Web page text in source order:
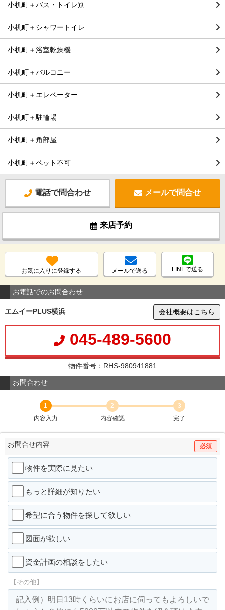
小机町＋バス・トイレ別
小机町＋シャワートイレ
小机町＋浴室乾燥機
小机町＋バルコニー
小机町＋エレベーター
小机町＋駐輪場
小机町＋角部屋
小机町＋ペット不可
電話で問合わせ メールで問合せ
来店予約
お気に入りに登録する メールで送る LINEで送る
お電話でのお問合わせ
エムイーPLUS横浜 会社概要はこちら
045-489-5600
物件番号：RHS-980941881
お問合わせ
1
内容入力
2
内容確認
3
完了
お問合せ内容 必須
物件を実際に見たい
もっと詳細が知りたい
希望に合う物件を探して欲しい
図面が欲しい
資金計画の相談をしたい
【その他】